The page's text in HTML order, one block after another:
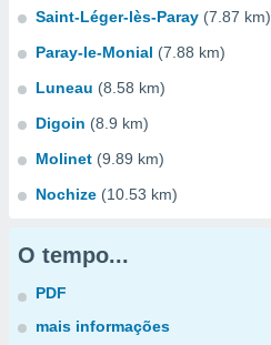
Saint-Léger-lès-Paray (7.87 km)
Paray-le-Monial (7.88 km)
Luneau (8.58 km)
Digoin (8.9 km)
Molinet (9.89 km)
Nochize (10.53 km)
O tempo...
PDF
mais informações